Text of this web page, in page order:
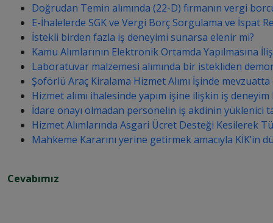
Doğrudan Temin alımında (22-D) firmanın vergi
E-İhalelerde SGK ve Vergi Borç Sorgulama ve İspat
İstekli birden fazla iş deneyimi sunarsa elenir mi?
Kamu Alımlarının Elektronik Ortamda
Laboratuvar malzemesi alımında bir istekliden
Şoförlü Araç Kiralama Hizmet Alımı İşinde
Hizmet alımı ihalesinde yapım işine ilişkin iş
İdare onayı olmadan personelin iş akdinin yüklenici
Hizmet Alımlarında Asgari Ücret Desteği Kesilerek
Mahkeme Kararını yerine getirmek amacıyla
Cevabımız